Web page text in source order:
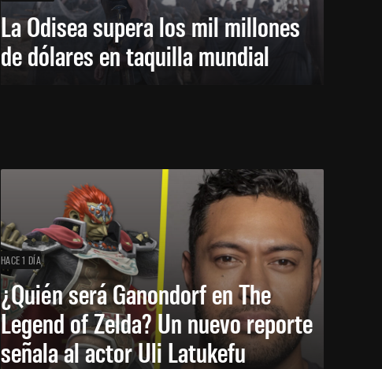
La Odisea supera los mil millones
de dólares en taquilla mundial
HACE 1 DÍA
¿Quién será Ganondorf en The
Legend of Zelda? Un nuevo reporte
señala al actor Uli Latukefu